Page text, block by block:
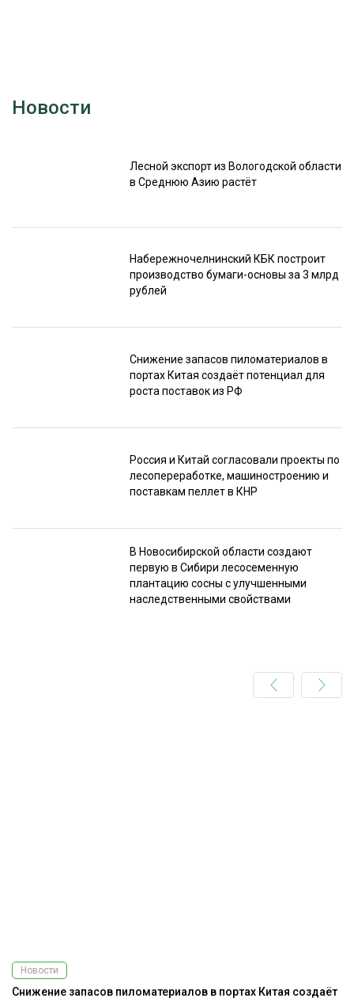
Новости
Лесной экспорт из Вологодской области
в Среднюю Азию растёт
Набережночелнинский КБК построит
производство бумаги-основы за 3 млрд
рублей
Снижение запасов пиломатериалов в
портах Китая создаёт потенциал для
роста поставок из РФ
Россия и Китай согласовали проекты по
лесопереработке, машиностроению и
поставкам пеллет в КНР
В Новосибирской области создают
первую в Сибири лесосеменную
плантацию сосны с улучшенными
наследственными свойствами
Новости
Снижение запасов пиломатериалов в портах Китая создаёт